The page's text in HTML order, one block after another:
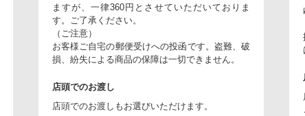
ますが、一律360円とさせていただいておりま
す。ご了承ください。
（ご注意）
お客様ご自宅の郵便受けへの投函です。盗難、破
損、紛失による商品の保障は一切できません。
店頭でのお渡し
店頭でのお渡しもお選びいただけます。